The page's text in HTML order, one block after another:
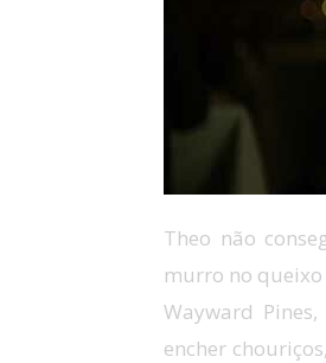
Theo não
murro no queixo
Wayward
encher